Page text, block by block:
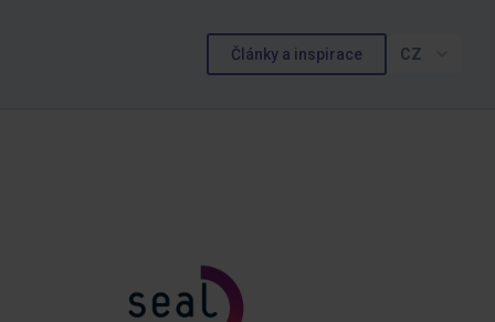
Články a inspirace CZ